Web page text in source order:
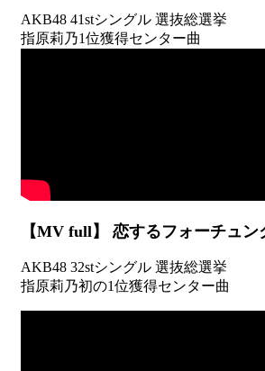
AKB48 41stシングル 選抜総選挙
指原莉乃1位獲得センター曲
【MV full】 恋するフォーチュ
AKB48 32stシングル 選抜総選挙
指原莉乃初の1位獲得センター曲